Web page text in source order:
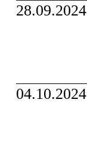
28.09.2024
04.10.2024